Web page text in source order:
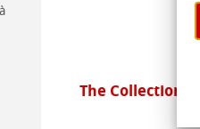
The Collection -